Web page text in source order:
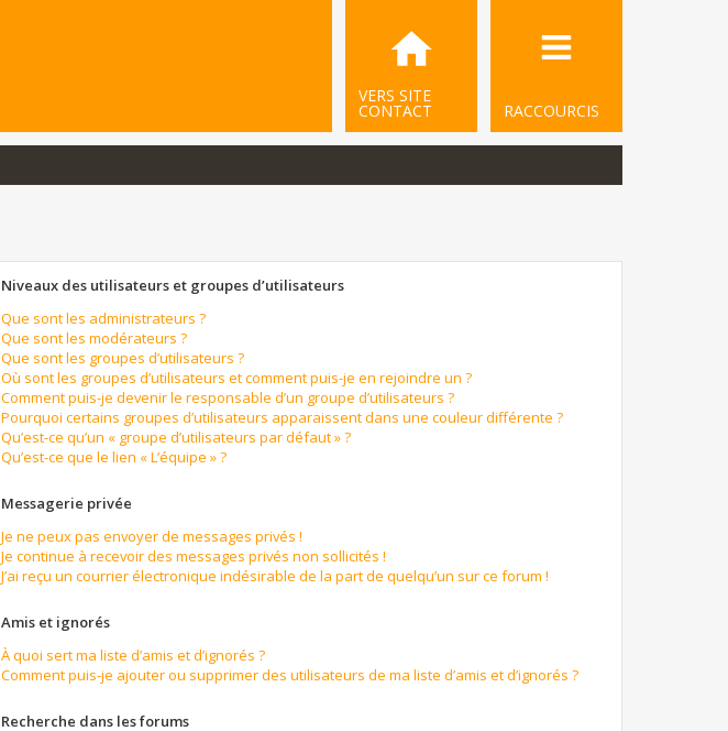
RACCOURCIS
VERS SITE
CONTACT
Niveaux des utilisateurs et groupes d’utilisateurs
Que sont les administrateurs ?
Que sont les modérateurs ?
Que sont les groupes d’utilisateurs ?
Où sont les groupes d’utilisateurs et comment puis-je en rejoindre un ?
Comment puis-je devenir le responsable d’un groupe d’utilisateurs ?
Pourquoi certains groupes d’utilisateurs apparaissent dans une couleur différente ?
Qu’est-ce qu’un « groupe d’utilisateurs par défaut » ?
Qu’est-ce que le lien « L’équipe » ?
Messagerie privée
Je ne peux pas envoyer de messages privés !
Je continue à recevoir des messages privés non sollicités !
J’ai reçu un courrier électronique indésirable de la part de quelqu’un sur ce forum !
Amis et ignorés
À quoi sert ma liste d’amis et d’ignorés ?
Comment puis-je ajouter ou supprimer des utilisateurs de ma liste d’amis et d’ignorés ?
Recherche dans les forums